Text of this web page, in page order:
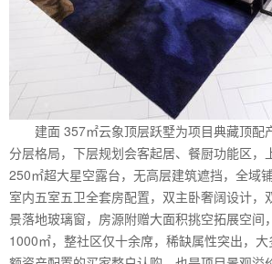
建面 357㎡云象顶层跃墅为项目典藏顶配
分层格局，下层规划会客起居、餐厨功能区，
250㎡超大星空露台，无高层建筑遮挡，全域
室内五室五卫全套房配置，双主卧奢阔设计，
景落地玻璃窗，房源附赠大面积挑空拓展空间
1000㎡，整社区仅十余席，稀缺属性突出，